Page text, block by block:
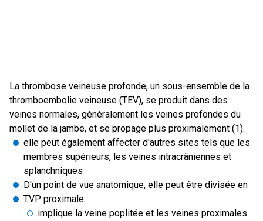
La thrombose veineuse profonde, un sous-ensemble de la
thromboembolie veineuse (TEV), se produit dans des
veines normales, généralement les veines profondes du
mollet de la jambe, et se propage plus proximalement (1).
elle peut également affecter d'autres sites tels que les
membres supérieurs, les veines intracrâniennes et
splanchniques
D'un point de vue anatomique, elle peut être divisée en
TVP proximale
implique la veine poplitée et les veines proximales